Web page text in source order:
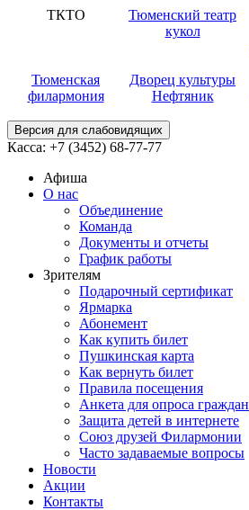
ТКТО
Тюменский театр
кукол
Тюменская
филармония
Дворец культуры
Нефтяник
Версия для слабовидящих
Касса: +7 (3452) 68-77-77
Афиша
О нас
Объединение
Команда
Документы и отчеты
График работы
Зрителям
Подарочный сертификат
Ярмарка
Абонемент
Как купить билет
Пушкинская карта
Как вернуть билет
Правила посещения
Анкета для опроса граждан
Защита детей в интернете
Союз друзей Филармонии
Часто задаваемые вопросы
Новости
Акции
Контакты